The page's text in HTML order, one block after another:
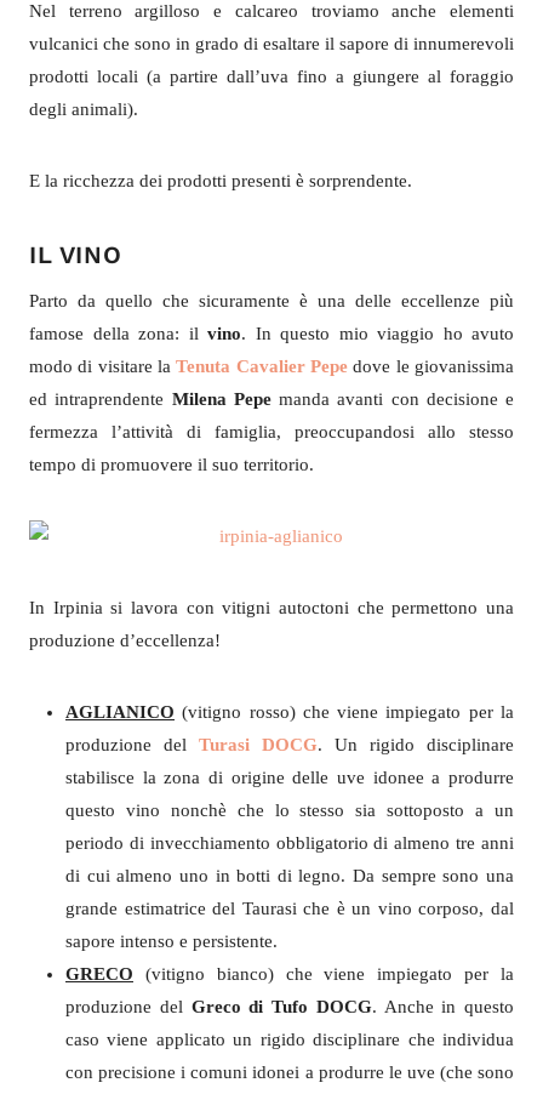
Nel terreno argilloso e calcareo troviamo anche elementi
vulcanici che sono in grado di esaltare il sapore di innumerevoli
prodotti locali (a partire dall’uva fino a giungere al foraggio
degli animali).
E la ricchezza dei prodotti presenti è sorprendente.
IL VINO
Parto da quello che sicuramente è una delle eccellenze più
famose della zona: il vino. In questo mio viaggio ho avuto
modo di visitare laTenuta Cavalier Pepe dove le giovanissima
ed intraprendente Milena Pepemanda avanti con decisione e
fermezza l’attività di famiglia, preoccupandosi allo stesso
tempo di promuovere il suo territorio.
In Irpinia si lavora con vitigni autoctoni che permettono una
produzione d’eccellenza!
AGLIANICO (vitigno rosso) che viene impiegato per la
produzione del Turasi DOCG. Un rigido disciplinare
stabilisce la zona di origine delle uve idonee a produrre
questo vino nonchè che lo stesso sia sottoposto a un
periodo di invecchiamento obbligatorio di almeno tre anni
di cui almeno uno in botti di legno. Da sempre sono una
grande estimatrice del Taurasi che è un vino corposo, dal
sapore intenso e persistente.
GRECO (vitigno bianco) che viene impiegato per la
produzione del Greco di Tufo DOCG. Anche in questo
caso viene applicato un rigido disciplinare che individua
con precisione i comuni idonei a produrre le uve (che sono